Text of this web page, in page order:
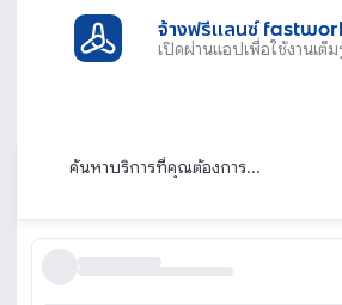
จ้างฟรีแลนซ์
เปิดผ่านแอปเพื่อใช้งานเต็
เรียงตาม